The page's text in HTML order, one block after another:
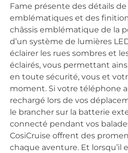
Fame présente des détails
emblématiques et des
châssis emblématique de la
d’un système de lumières
éclairer les rues sombres et
éclairés, vous permettant
en toute sécurité, vous et
moment. Si votre téléphone a
rechargé lors de vos
le brancher sur la batterie
connecté pendant vos
CosiCruise offrent des
chaque aventure. Et lorsqu’il